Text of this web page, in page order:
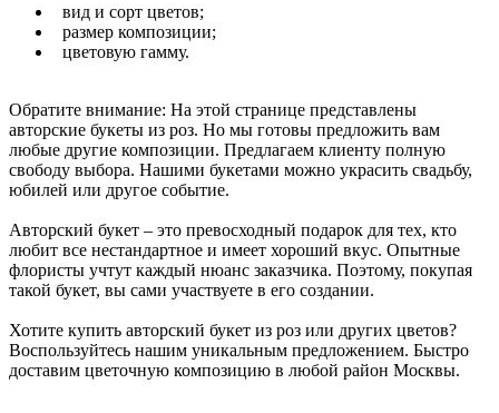
вид и сорт цветов;
размер композиции;
цветовую гамму.
Обратите внимание: На этой странице представлены
авторские букеты из роз. Но мы готовы предложить вам
любые другие композиции. Предлагаем клиенту полную
свободу выбора. Нашими букетами можно украсить свадьбу,
юбилей или другое событие.
Авторский букет – это превосходный подарок для тех, кто
любит все нестандартное и имеет хороший вкус. Опытные
флористы учтут каждый нюанс заказчика. Поэтому, покупая
такой букет, вы сами участвуете в его создании.
Хотите купить авторский букет из роз или других цветов?
Воспользуйтесь нашим уникальным предложением. Быстро
доставим цветочную композицию в любой район Москвы.